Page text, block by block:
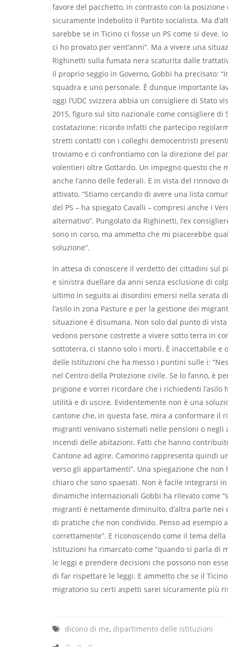
favore del pacchetto, in contrasto con la posizione
sicuramente indebolito il Partito socialista. Ma
sarebbe se in Ticino ci fosse un PS come si
ci ho provato per vent’anni”. Ma a vivere una
Righinetti sulla fumata nera scaturita dalle
il proprio seggio in Governo, Gobbi ha precisato:
squadra e uno personale. È dunque importante
oggi l’UDC svizzera abbia un consigliere di Stato
2015, figuro sul sito nazionale come consigliere
costatazione: ricordo infatti che partecipo
stretti contatti con i colleghi democentristi
troviamo e ci confrontiamo con la direzione del
volentieri oltre Gottardo. Un impegno questo che
anche l’anno delle federali. E in vista del rinnovo
attivato. “Stiamo cercando di avere una lista
del PS – ha spiegato Cavalli – compresi anche i
alternativo”. Pungolato da Righinetti, l’ex
sono in corso, ma ammetto che mi piacerebbe
soluzione”.
In attesa di conoscere il verdetto dei cittadini sul
e sinistra duellare da anni senza esclusione di
ultimo in seguito ai disordini emersi nella serata
l’asilo in zona Pasture e per la gestione dei
situazione è disumana. Non solo dal punto di
vedono persone costrette a vivere sotto terra in
sottoterra, ci stanno solo i morti. È inaccettabile
delle Istituzioni che ha messo i puntini sulle i:
nel Centro della Protezione civile. Se lo fanno, è
prigione e vorrei ricordare che i richiedenti
utilità e di uscire. Evidentemente non è una
cantone che, in questa fase, mira a conformare il
migranti venivano sistemati nelle pensioni o
incendi delle abitazioni. Fatti che hanno
Cantone ad agire. Camorino rappresenta quindi
verso gli appartamenti”. Una spiegazione che non
chiaro che sono spaesati. Non è facile integrarsi
dinamiche internazionali Gobbi ha rilevato come
migranti è nettamente diminuito, d’altra parte
di pratiche che non condivido. Penso ad
correttamente”. E riconoscendo come il tema
Istituzioni ha rimarcato come “quando si parla di
le leggi e prendere decisioni che possono non
di far rispettare le leggi. E ammetto che se il
migratorio su certi aspetti sarei sicuramente più
dicono di me, dipartimento delle istituzioni